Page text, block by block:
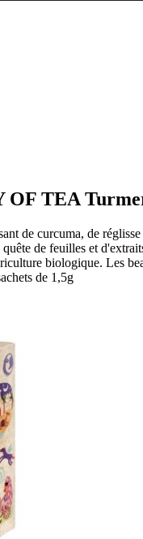
TEA
de curcuma, de
de feuilles et
biologique. Les
de 1,5g